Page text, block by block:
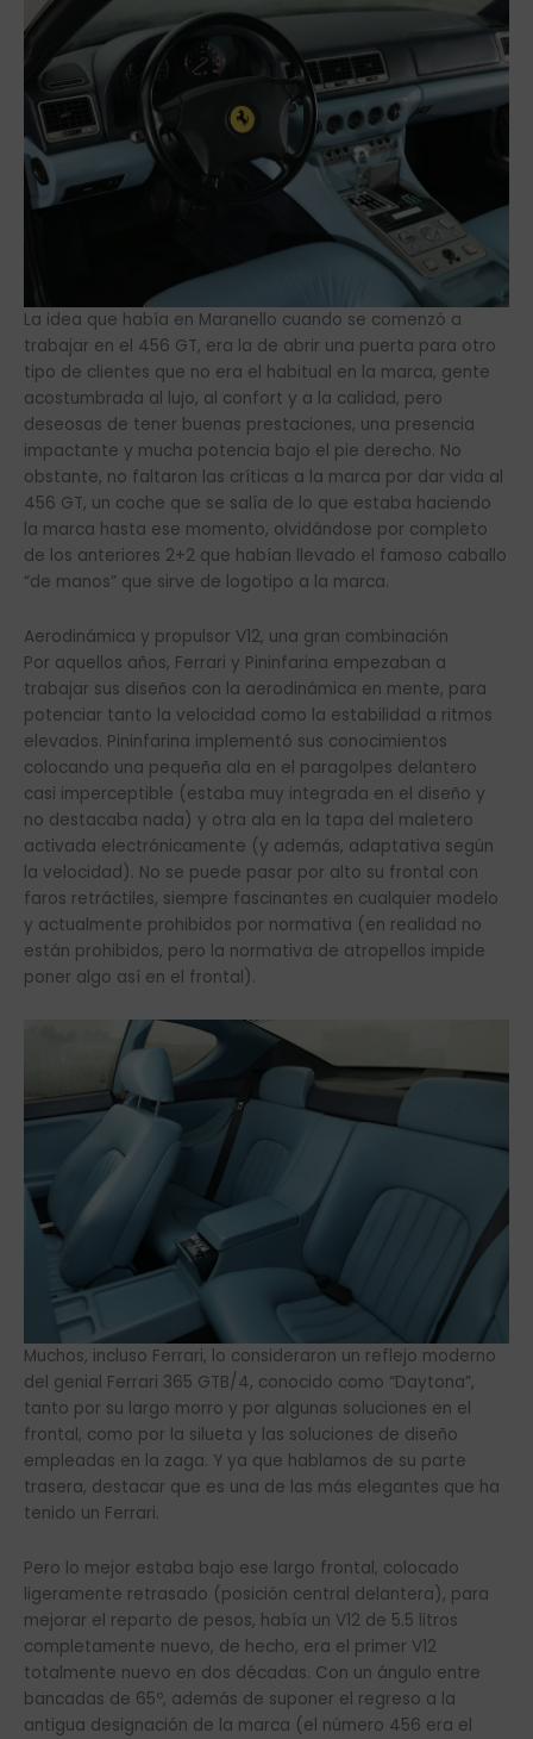
La idea que había en Maranello cuando se comenzó a
trabajar en el 456 GT, era la de abrir una puerta para otro
tipo de clientes que no era el habitual en la marca, gente
acostumbrada al lujo, al confort y a la calidad, pero
deseosas de tener buenas prestaciones, una presencia
impactante y mucha potencia bajo el pie derecho. No
obstante, no faltaron las críticas a la marca por dar vida al
456 GT, un coche que se salía de lo que estaba haciendo
la marca hasta ese momento, olvidándose por completo
de los anteriores 2+2 que habían llevado el famoso caballo
“de manos” que sirve de logotipo a la marca.
Aerodinámica y propulsor V12, una gran combinación
Por aquellos años, Ferrari y Pininfarina empezaban a
trabajar sus diseños con la aerodinámica en mente, para
potenciar tanto la velocidad como la estabilidad a ritmos
elevados. Pininfarina implementó sus conocimientos
colocando una pequeña ala en el paragolpes delantero
casi imperceptible (estaba muy integrada en el diseño y
no destacaba nada) y otra ala en la tapa del maletero
activada electrónicamente (y además, adaptativa según
la velocidad). No se puede pasar por alto su frontal con
faros retráctiles, siempre fascinantes en cualquier modelo
y actualmente prohibidos por normativa (en realidad no
están prohibidos, pero la normativa de atropellos impide
poner algo así en el frontal).
Muchos, incluso Ferrari, lo consideraron un reflejo moderno
del genial Ferrari 365 GTB/4, conocido como “Daytona”,
tanto por su largo morro y por algunas soluciones en el
frontal, como por la silueta y las soluciones de diseño
empleadas en la zaga. Y ya que hablamos de su parte
trasera, destacar que es una de las más elegantes que ha
tenido un Ferrari.
Pero lo mejor estaba bajo ese largo frontal, colocado
ligeramente retrasado (posición central delantera), para
mejorar el reparto de pesos, había un V12 de 5.5 litros
completamente nuevo, de hecho, era el primer V12
totalmente nuevo en dos décadas. Con un ángulo entre
bancadas de 65º, además de suponer el regreso a la
antigua designación de la marca (el número 456 era el